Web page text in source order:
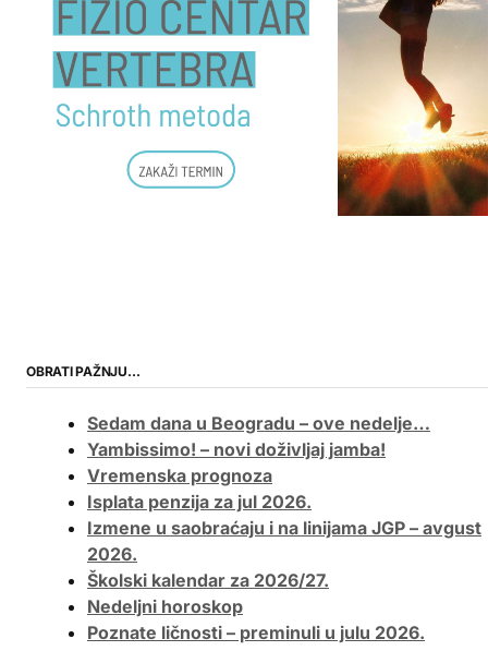
OBRATI PAŽNJU…
Sedam dana u Beogradu – ove nedelje…
Yambissimo! – novi doživljaj jamba!
Vremenska prognoza
Isplata penzija za jul 2026.
Izmene u saobraćaju i na linijama JGP – avgust
2026.
Školski kalendar za 2026/27.
Nedeljni horoskop
Poznate ličnosti – preminuli u julu 2026.